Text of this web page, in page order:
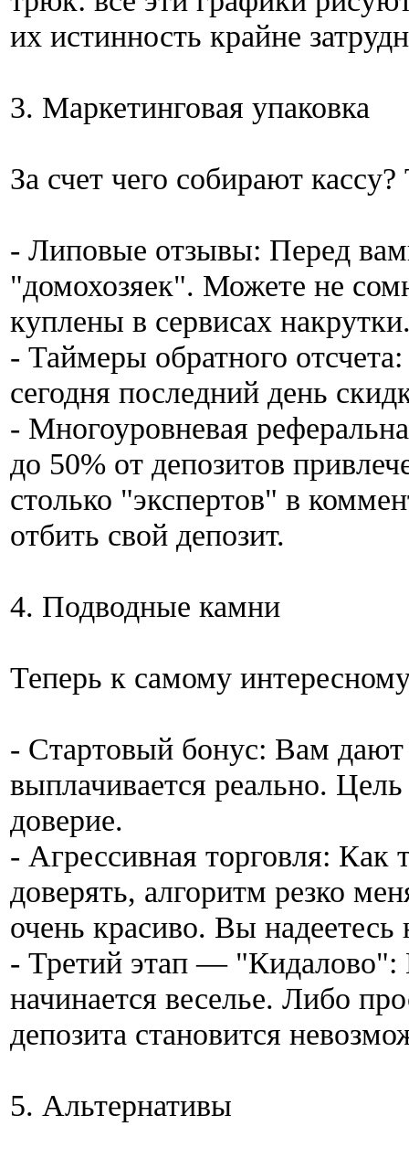
их истинность крайне
3. Маркетинговая упаковка
За счет чего собирают
- Липовые отзывы: Перед
"домохозяек". Можете не
куплены в сервисах
- Таймеры обратного
сегодня последний день
- Многоуровневая
до 50% от депозитов
столько "экспертов" в
отбить свой депозит.
4. Подводные камни
Теперь к самому
- Стартовый бонус: Вам дают
выплачивается реально.
доверие.
- Агрессивная торговля: Как
доверять, алгоритм резко
очень красиво. Вы
- Третий этап — "Кидалово":
начинается веселье. Либо
депозита становится
5. Альтернативы